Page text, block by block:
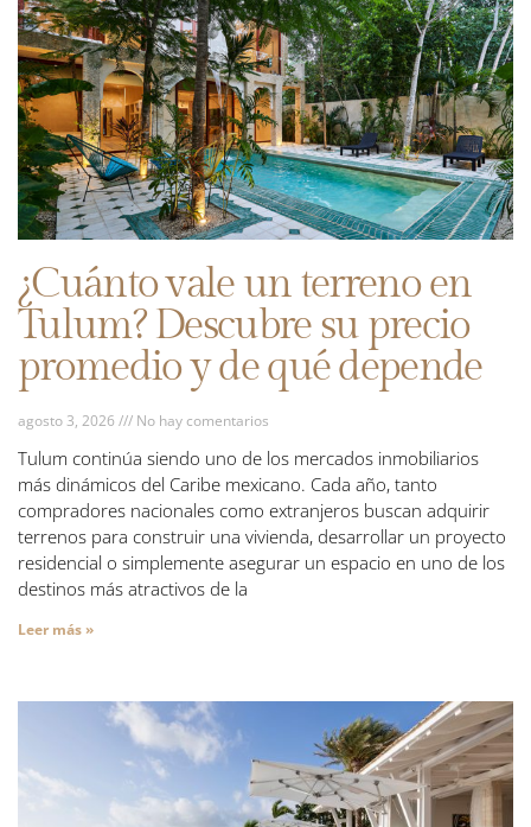
¿Cuánto vale un terreno en
Tulum? Descubre su precio
promedio y de qué depende
agosto 3, 2026 No hay comentarios
Tulum continúa siendo uno de los mercados inmobiliarios
más dinámicos del Caribe mexicano. Cada año, tanto
compradores nacionales como extranjeros buscan adquirir
terrenos para construir una vivienda, desarrollar un proyecto
residencial o simplemente asegurar un espacio en uno de los
destinos más atractivos de la
Leer más »